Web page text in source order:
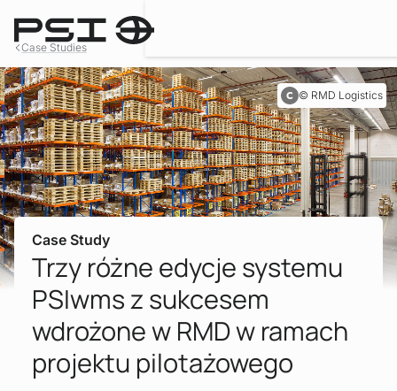
Case Studies
RMD Logistics
Case Study
Trzy różne edycje systemu
PSIwms z sukcesem
wdrożone w RMD w ramach
projektu pilotażowego